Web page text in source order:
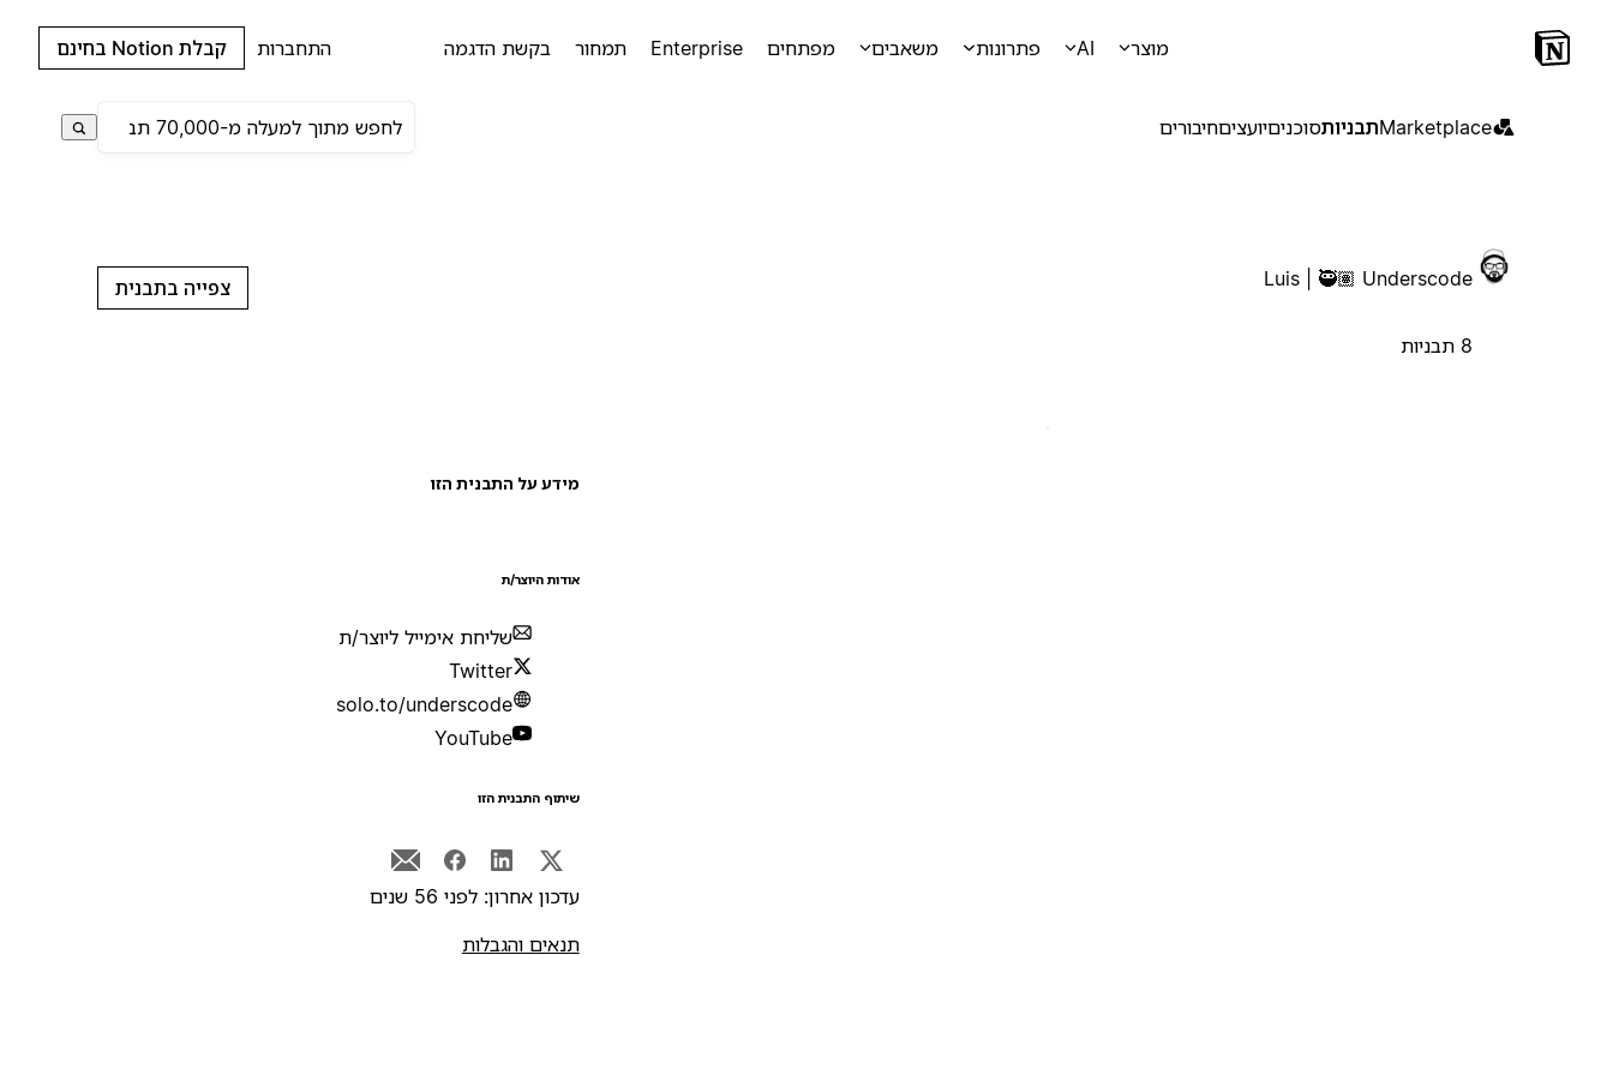
מוצר AI פתרונות משאבים מפתחים Enterprise תמחור בקשת הדגמה התחברות קבלת Notion בחינם
Marketplaceתבניותסוכניםיועציםחיבורים
Luis | 🥷🏽 Underscode
8 תבניות
צפייה בתבנית
מידע על התבנית הזו
אודות היוצר/ת
שליחת אימייל ליוצר/ת
Twitter
solo.to/underscode
YouTube
שיתוף התבנית הזו
עדכון אחרון: לפני 56 שנים
תנאים והגבלות